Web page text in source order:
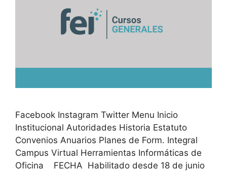
Facebook Instagram Twitter Menu Inicio
Institucional Autoridades Historia Estatuto
Convenios Anuarios Planes de Form. Integral
Campus Virtual Herramientas Informáticas de
Oficina FECHA Habilitado desde 18 de junio